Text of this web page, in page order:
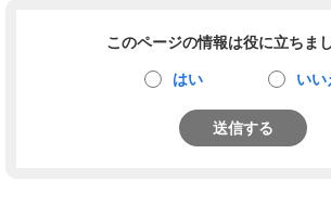
このページの情報は役に立ちま
はい いい
送信する